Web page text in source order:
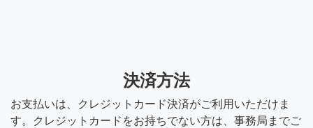
決済方法
お支払いは、クレジットカード決済がご利用いただけま
す。クレジットカードをお持ちでない方は、事務局までご